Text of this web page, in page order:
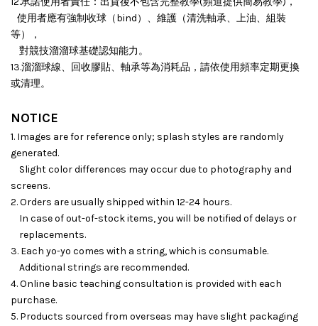
使用者應有強制收球（bind）、維護（清洗軸承、上油、組裝
等），
對競技溜溜球基礎認知能力。
13.溜溜球線、回收膠貼、軸承等為消耗品，請依使用頻率定期更換
或清理。
NOTICE
1. Images are for reference only; splash styles are randomly
generated.
Slight color differences may occur due to photography and
screens.
2. Orders are usually shipped within 12-24 hours.
In case of out-of-stock items, you will be notified of delays or
replacements.
3. Each yo-yo comes with a string, which is consumable.
Additional strings are recommended.
4. Online basic teaching consultation is provided with each
purchase.
5. Products sourced from overseas may have slight packaging